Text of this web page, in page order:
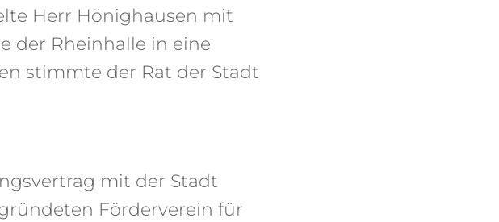
Herr Hönighausen mit
der Rheinhalle in eine
stimmte der Rat der Stadt
mit der Stadt
Förderverein für